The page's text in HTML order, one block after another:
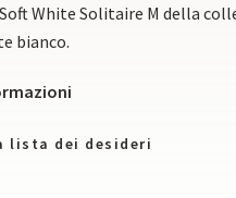
White Solitaire M della
bianco.
lista dei desideri